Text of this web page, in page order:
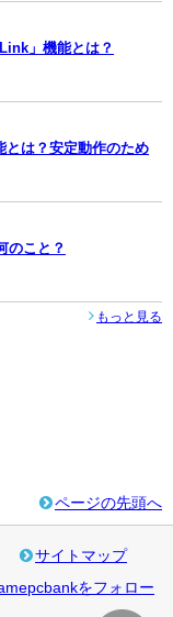
」機能とは？
とは？安定動作のため
のこと？
もっと見る
ページの先頭へ
サイトマップ
をフォロー